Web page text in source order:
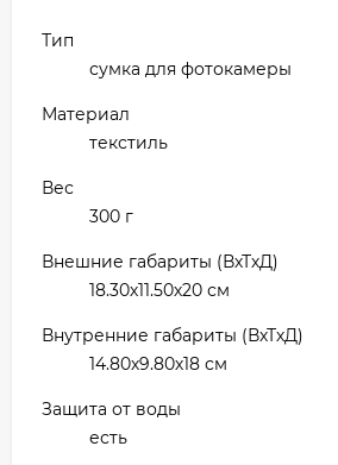
Тип
сумка для фотокамеры
Материал
текстиль
Вес
300 г
Внешние габариты (ВхТхД)
18.30х11.50х20 см
Внутренние габариты (ВхТхД)
14.80х9.80х18 см
Защита от воды
есть